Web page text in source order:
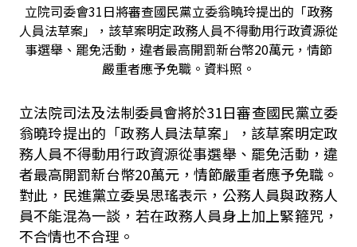
立院司委會31日將審查國民黨立委翁曉玲提出的「政務
人員法草案」，該草案明定政務人員不得動用行政資源從
事選舉、罷免活動，違者最高開罰新台幣20萬元，情節
嚴重者應予免職。資料照。
立法院司法及法制委員會將於31日審查國民黨立委
翁曉玲提出的「政務人員法草案」，該草案明定政
務人員不得動用行政資源從事選舉、罷免活動，違
者最高開罰新台幣20萬元，情節嚴重者應予免職。
對此，民進黨立委吳思瑤表示，公務人員與政務人
員不能混為一談，若在政務人員身上加上緊箍咒，
不合情也不合理。